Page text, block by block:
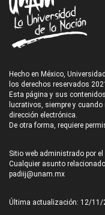
Hecho en México,
los derechos reservados
Esta página y sus
lucrativos, siempre y
dirección electrónica.
De otra forma, requiere
Sitio web administrado por
Cualquier asunto
padiij@unam.mx
Última actualización: 12/11/